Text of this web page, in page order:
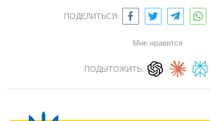
ПОДЕЛИТЬСЯ:
Мне нравится
ПОДЫТОЖИТЬ: